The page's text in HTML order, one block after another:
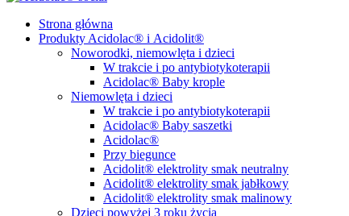
Strona główna
Produkty Acidolac® i Acidolit®
Noworodki, niemowlęta i dzieci
W trakcie i po antybiotykoterapii
Acidolac® Baby krople
Niemowlęta i dzieci
W trakcie i po antybiotykoterapii
Acidolac® Baby saszetki
Acidolac®
Przy biegunce
Acidolit® elektrolity smak neutralny
Acidolit® elektrolity smak jabłkowy
Acidolit® elektrolity smak malinowy
Dzieci powyżej 3 roku życia